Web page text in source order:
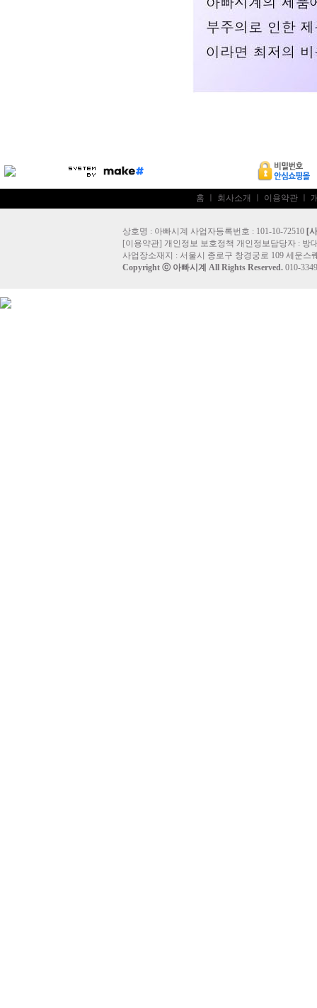
홈 회사소개 이용약관
상호명 : 아빠시계 사업자등록번호 : 101-10-72510 [
[이용약관] 개인정보 보호정책 개인정보담당자 : 방
사업장소재지 : 서울시 종로구 창경궁로 109 세운스
Copyright ⓒ 아빠시계 All Rights Reserved. 010-